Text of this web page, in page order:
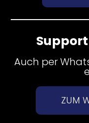
Auch per
ZUM